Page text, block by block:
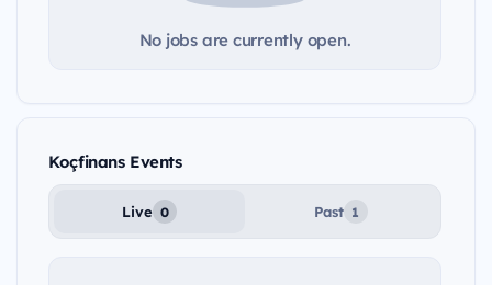
No jobs are currently open.
Koçfinans Events
Live 0 Past 1